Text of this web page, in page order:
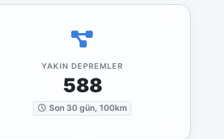
YAKIN DEPREMLER
588
Son 30 gün, 100km